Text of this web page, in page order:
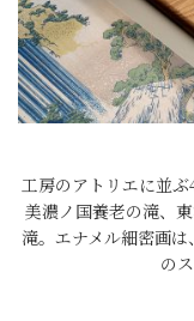
工房のアトリエに並ぶ
美濃ノ国養老の滝、
滝。エナメル細密画
の